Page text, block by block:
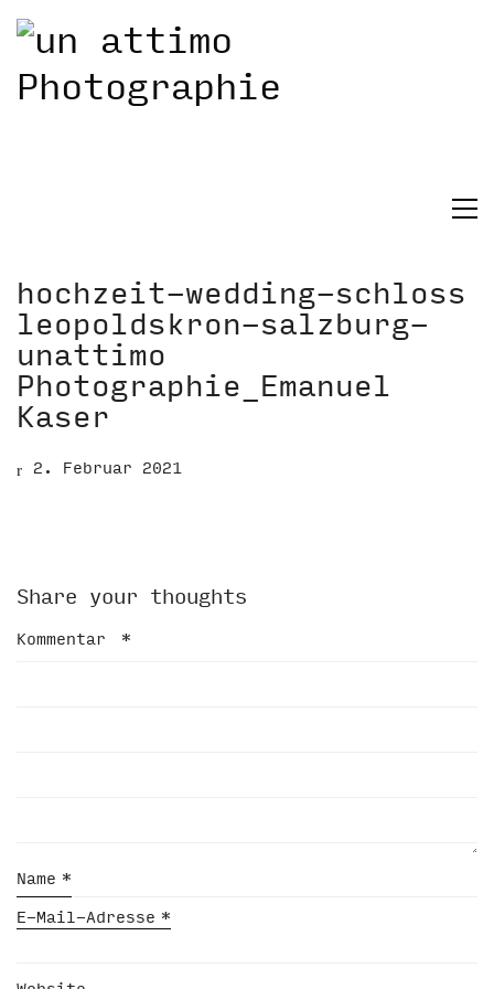
hochzeit-wedding-schloss
leopoldskron-salzburg-
unattimo
Photographie_Emanuel
Kaser
2. Februar 2021
Share your thoughts
Kommentar *
Name *
E-Mail-Adresse *